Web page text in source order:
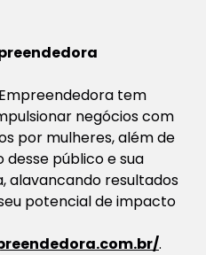
tem
negócios com
por mulheres, além de
público e sua
alavancando resultados
potencial de impacto
.